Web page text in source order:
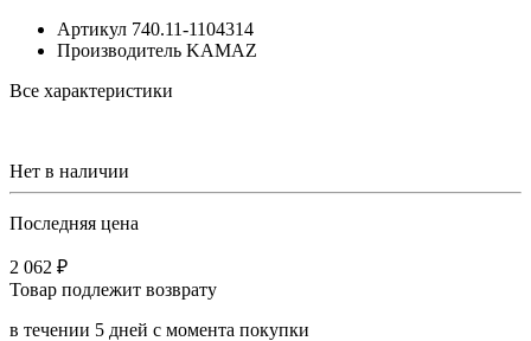
Артикул 740.11-1104314
Производитель KAMAZ
Все характеристики
Нет в наличии
Последняя цена
2 062 ₽
Товар подлежит возврату
в течении 5 дней с момента покупки